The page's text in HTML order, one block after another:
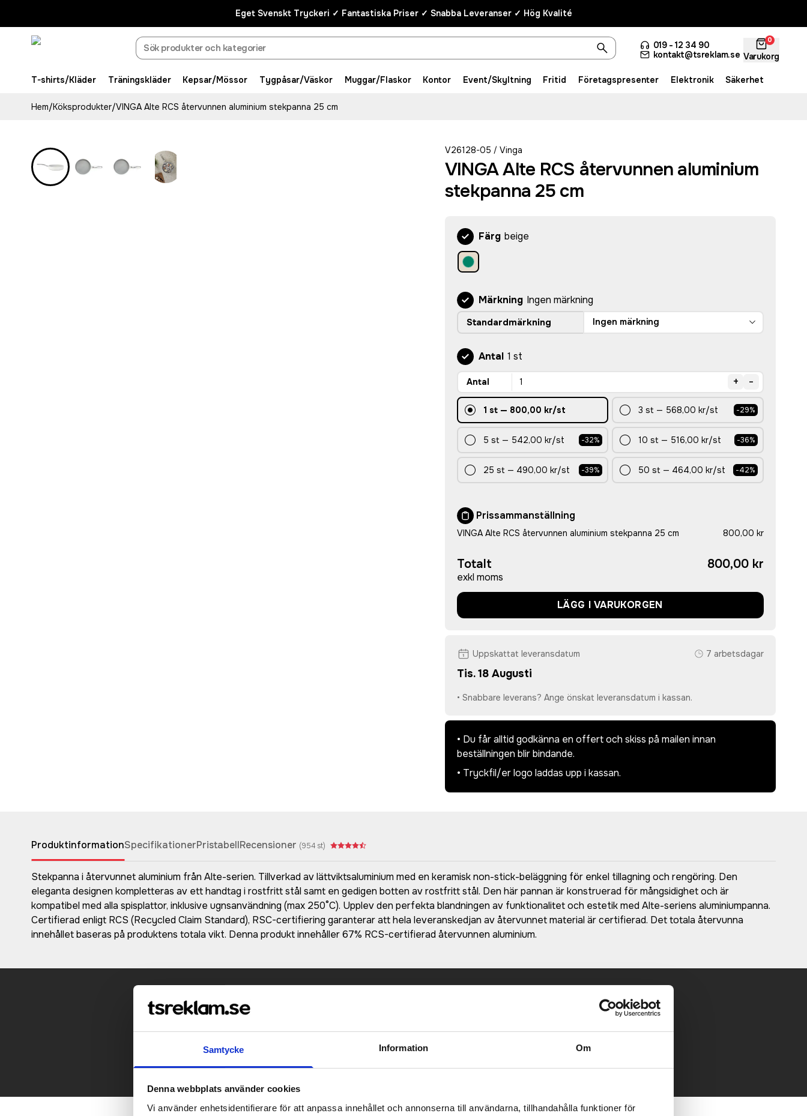
Samtycke Information Om
Denna webbplats använder cookies
Vi använder enhetsidentifierare för att anpassa innehållet och annonserna till användarna, tillhandahålla funktioner för
Eget Svenskt Tryckeri ✓ Fantastiska Priser ✓ Snabba Leveranser ✓ Hög Kvalité
019 - 12 34 90
kontakt@tsreklam.se
0
Varukorg
T-shirts/Kläder Träningskläder Kepsar/Mössor Tygpåsar/Väskor Muggar/Flaskor Kontor Event/Skyltning Fritid Företagspresenter Elektronik Säkerhet
Hem/Köksprodukter/VINGA Alte RCS återvunnen aluminium stekpanna 25 cm
V26128-05 / Vinga
VINGA Alte RCS återvunnen aluminium
stekpanna 25 cm
Färg beige
Märkning Ingen märkning
Standardmärkning Ingen märkning
Antal 1 st
Antal + -
1 st— 800,00 kr/st 3 st — 568,00 kr/st -29%
5 st — 542,00 kr/st -32% 10 st — 516,00 kr/st -36%
25 st — 490,00 kr/st -39% 50 st — 464,00 kr/st -42%
Prissammanställning
VINGA Alte RCS återvunnen aluminium stekpanna 25 cm 800,00 kr
Totalt
exkl moms
800,00 kr
LÄGG I VARUKORGEN
Uppskattat leveransdatum 7 arbetsdagar
Tis. 18 Augusti
• Snabbare leverans? Ange önskat leveransdatum i kassan.
• Du får alltid godkänna en offert och skiss på mailen innan
beställningen blir bindande.
• Tryckfil/er logo laddas upp i kassan.
ProduktinformationSpecifikationerPristabellRecensioner (954 st)
Stekpanna i återvunnet aluminium från Alte-serien. Tillverkad av lättviktsaluminium med en keramisk non-stick-beläggning för enkel tillagning och rengöring. Den
eleganta designen kompletteras av ett handtag i rostfritt stål samt en gedigen botten av rostfritt stål. Den här pannan är konstruerad för mångsidighet och är
kompatibel med alla spisplattor, inklusive ugnsanvändning (max 250°C). Upplev den perfekta blandningen av funktionalitet och estetik med Alte-seriens aluminiumpanna.
Certifierad enligt RCS (Recycled Claim Standard), RSC-certifiering garanterar att hela leveranskedjan av återvunnet material är certifierad. Det totala återvunna
innehållet baseras på produktens totala vikt. Denna produkt innehåller 67% RCS-certifierad återvunnen aluminium.